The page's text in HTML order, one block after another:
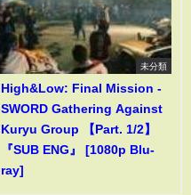
未分類
High&Low: Final Mission -
SWORD Gathering Against
Kuryu Group 【Part. 1/2】
『SUB ENG』 [1080p Blu-
ray]